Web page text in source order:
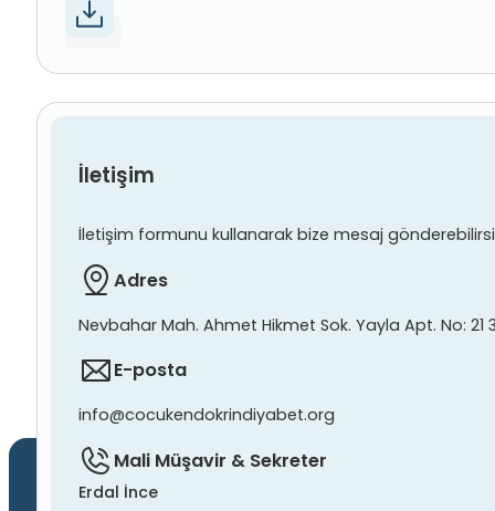
İletişim
İletişim formunu kullanarak bize mesaj
Adres
Nevbahar Mah. Ahmet Hikmet Sok. Yayla Apt. No: 21
E-posta
info@cocukendokrindiyabet.org
Mali Müşavir & Sekreter
Erdal İnce